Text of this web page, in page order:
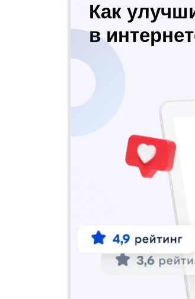
Как
в